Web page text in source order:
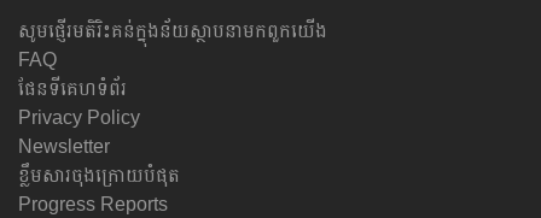
សូមផ្ញើរមតិរិះគន់ក្នុងន័យស្ថាបនាមកពួកយើង
FAQ
ផែនទីគេហទំព័រ
Privacy Policy
Newsletter
ខ្លឹមសារចុងក្រោយបំផុត
Progress Reports